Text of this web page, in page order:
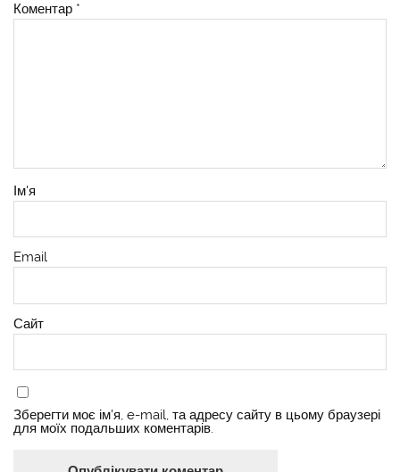
Коментар *
Ім'я
Email
Сайт
Зберегти моє ім'я, e-mail, та адресу сайту в цьому браузері
для моїх подальших коментарів.